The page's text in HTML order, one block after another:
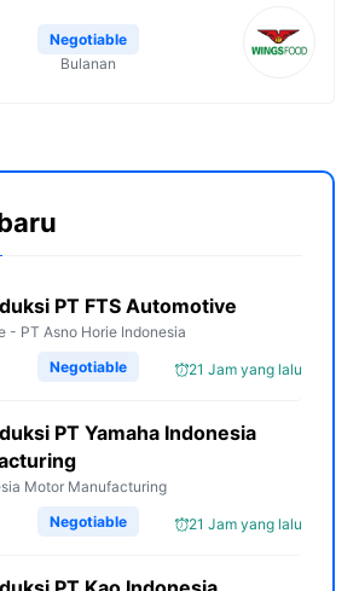
Negotiable
Bulanan
PT FTS Automotive
- PT Asno Horie Indonesia
21 Jam yang lalu
Negotiable
PT Yamaha Indonesia
Motor Manufacturing
21 Jam yang lalu
Negotiable